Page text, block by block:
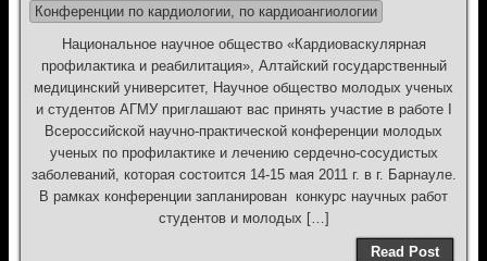
Конференции по кардиологии, по кардиоангиологии
Национальное научное общество «Кардиоваскулярная
профилактика и реабилитация», Алтайский государственный
медицинский университет, Научное общество молодых ученых
и студентов АГМУ приглашают вас принять участие в работе I
Всероссийской научно-практической конференции молодых
ученых по профилактике и лечению сердечно-сосудистых
заболеваний, которая состоится 14-15 мая 2011 г. в г. Барнауле.
В рамках конференции запланирован конкурс научных работ
студентов и молодых […]
Read Post